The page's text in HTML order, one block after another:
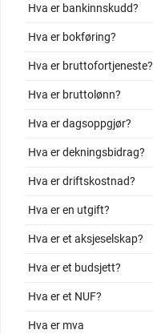
Hva er bankinnskudd?
Hva er bokføring?
Hva er bruttofortjeneste?
Hva er bruttolønn?
Hva er dagsoppgjør?
Hva er dekningsbidrag?
Hva er driftskostnad?
Hva er en utgift?
Hva er et aksjeselskap?
Hva er et budsjett?
Hva er et NUF?
Hva er mva